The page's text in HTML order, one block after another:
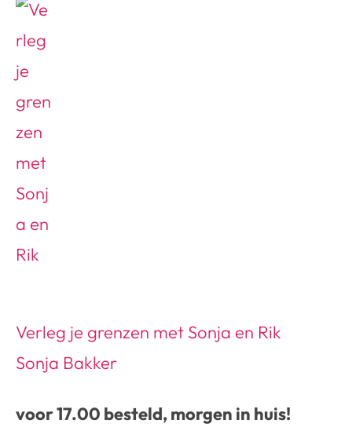
Verleg je grenzen met Sonja en Rik
Sonja Bakker
voor 17.00 besteld, morgen in huis!